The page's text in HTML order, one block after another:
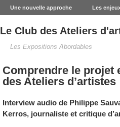
Une nouvelle approche Les
Le Club des Ateliers
Les Expositions Abordables
Comprendre le projet
des Ateliers d’artistes
Interview audio de Philippe
Kerros, journaliste et critique